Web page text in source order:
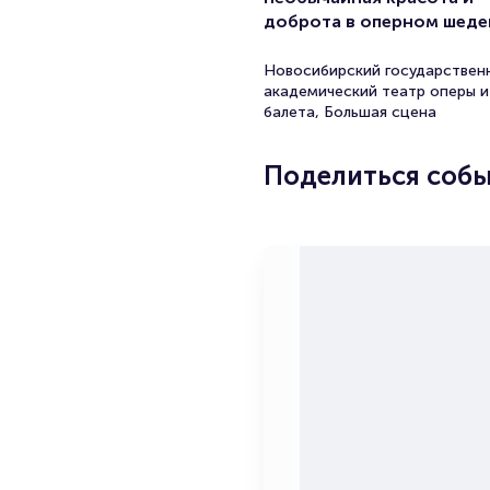
доброта в оперном
Новосибирский
академический театр оперы и
балета, Большая сцена
Поделиться